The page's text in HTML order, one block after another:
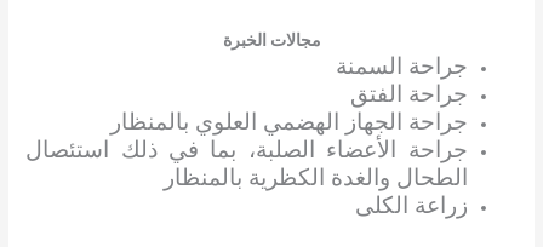
مجالات الخبرة
جراحة السمنة
جراحة الفتق
جراحة الجهاز الهضمي العلوي بالمنظار
جراحة الأعضاء الصلبة، بما في ذلك استئصال
الطحال والغدة الكظرية بالمنظار
زراعة الكلى